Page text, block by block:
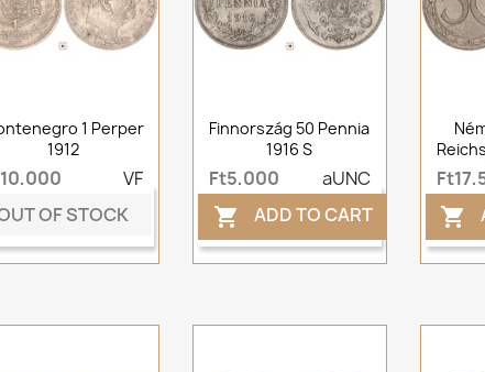
1 Perper
1912
VF
OF STOCK
Finnország 50 Pennia
1916 S
Ft5,000 aUNC
 ADD TO CART 